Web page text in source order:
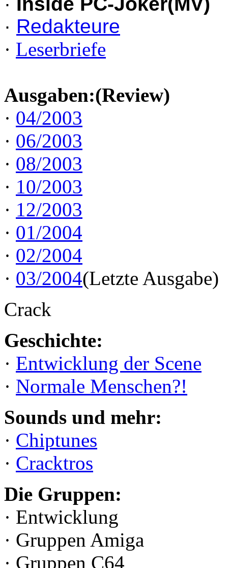
· Redakteure
· Leserbriefe
Ausgaben:(Review)
· 04/2003
· 06/2003
· 08/2003
· 10/2003
· 12/2003
· 01/2004
· 02/2004
· 03/2004(Letzte Ausgabe)
Crack
Geschichte:
· Entwicklung der Scene
· Normale Menschen?!
Sounds und mehr:
· Chiptunes
· Cracktros
Die Gruppen:
· Entwicklung
· Gruppen Amiga
· Gruppen C64